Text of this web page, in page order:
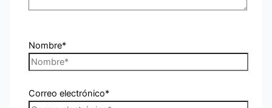
Nombre*
Correo electrónico*